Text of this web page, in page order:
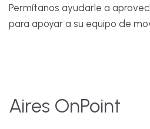
Permítanos ayudarle a
para apoyar a su equipo de
Aires OnPoint